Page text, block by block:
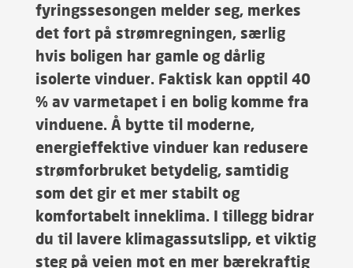
fyringssesongen melder seg, merkes
det fort på strømregningen, særlig
hvis boligen har gamle og dårlig
isolerte vinduer. Faktisk kan opptil 40
% av varmetapet i en bolig komme fra
vinduene. Å bytte til moderne,
energieffektive vinduer kan redusere
strømforbruket betydelig, samtidig
som det gir et mer stabilt og
komfortabelt inneklima. I tillegg bidrar
du til lavere klimagassutslipp, et viktig
steg på veien mot en mer bærekraftig